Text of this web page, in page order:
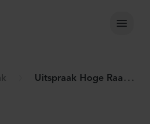
Uitspraak Hoge Raad: Verbintenissenrecht (ECLI:NL:HR:2021:667, 30 april 2021, 20/00140)